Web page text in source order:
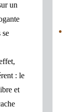
un
se
: le
et